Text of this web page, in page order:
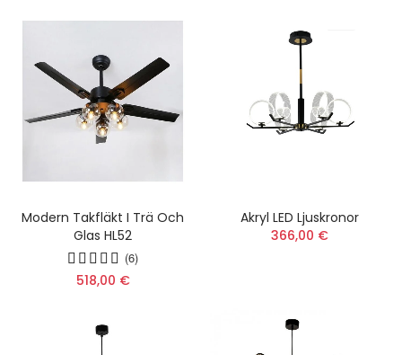
Modern Takfläkt I Trä Och
Glas HL52
(6)
518,00 €
Akryl LED Ljuskronor
366,00 €